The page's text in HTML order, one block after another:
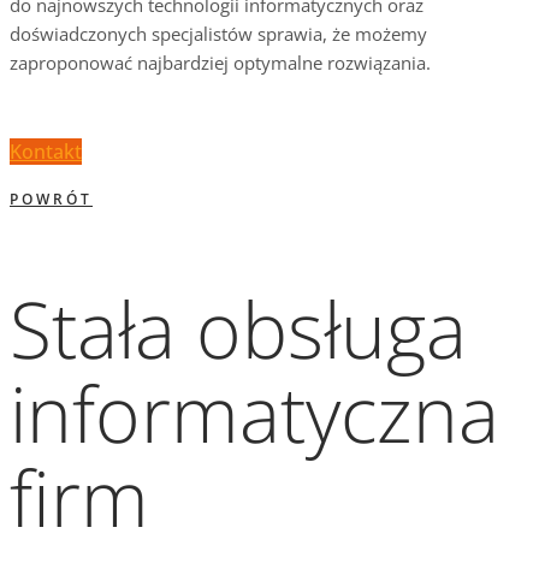
do najnowszych technologii informatycznych oraz
doświadczonych specjalistów sprawia, że możemy
zaproponować najbardziej optymalne rozwiązania.
Kontakt
POWRÓT
Stała obsługa
informatyczna
firm